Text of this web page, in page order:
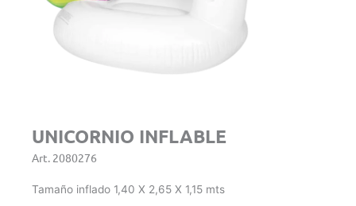
UNICORNIO INFLABLE
Art. 2080276
Tamaño inflado 1,40 X 2,65 X 1,15 mts